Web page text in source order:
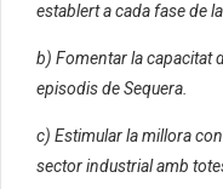
establert a cada fase de
b) Fomentar la capacitat
episodis de Sequera.
c) Estimular la millora
sector industrial amb